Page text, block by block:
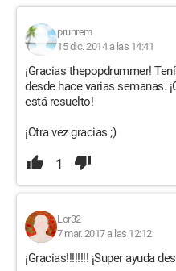
prunrem
15 dic. 2014 a las 14:41
¡Gracias thepopdrummer!
desde hace varias semanas.
está resuelto!
¡Otra vez gracias ;)
1
Lor32
7 mar. 2017 a las 12:12
¡Gracias!!!!!!!! ¡Super ayuda